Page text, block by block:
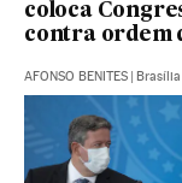
coloca
contra ordem
AFONSO BENITES Brasília